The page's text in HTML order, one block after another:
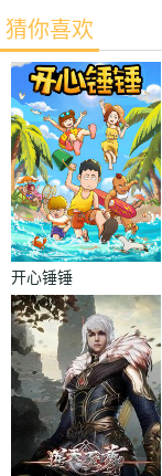
猜你喜欢
开心锤锤